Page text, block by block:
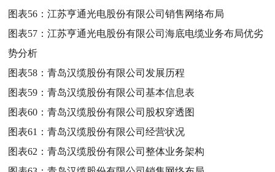
图表56：江苏亨通光电股份有限公司销售网络布局
图表57：江苏亨通光电股份有限公司海底电缆业务布局优劣
势分析
图表58：青岛汉缆股份有限公司发展历程
图表59：青岛汉缆股份有限公司基本信息表
图表60：青岛汉缆股份有限公司股权穿透图
图表61：青岛汉缆股份有限公司经营状况
图表62：青岛汉缆股份有限公司整体业务架构